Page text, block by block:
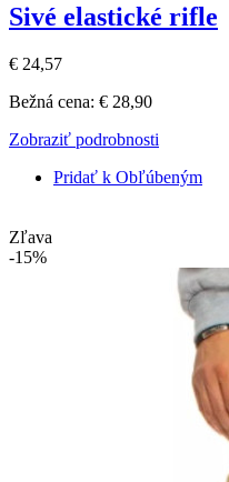
Sivé elastické rifle
€ 24,57
Bežná cena: € 28,90
Zobraziť podrobnosti
Pridať k Obľúbeným
Zľava
-15%